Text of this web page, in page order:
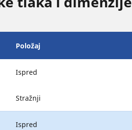
Položaj
Ispred
Stražnji
Ispred